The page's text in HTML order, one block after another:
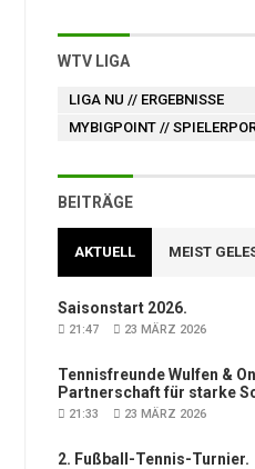
WTV LIGA
LIGA NU // ERGEBNISSE
MYBIGPOINT //
BEITRÄGE
AKTUELL MEIST
Saisonstart 2026.
21:47 23 MÄRZ 2026
Tennisfreunde Wulfen &
Partnerschaft für starke
21:33 23 MÄRZ 2026
2. Fußball-Tennis-Turnier.